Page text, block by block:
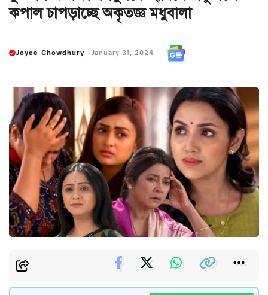
কপাল চাপড়াচ্ছে অকৃতজ্ঞ মধুবালা
Joyee Chowdhury January 31, 2024